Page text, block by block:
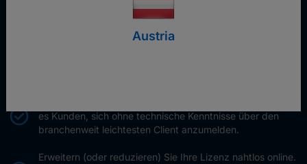
Mobile Apps sind ohne zusätzliche Kosten in der Lizenz
es Kunden, sich ohne technische Kenntnisse über den
branchenweit leichtesten Client anzumelden.
Erweitern (oder reduzieren) Sie Ihre Lizenz nahtlos online.
Austria